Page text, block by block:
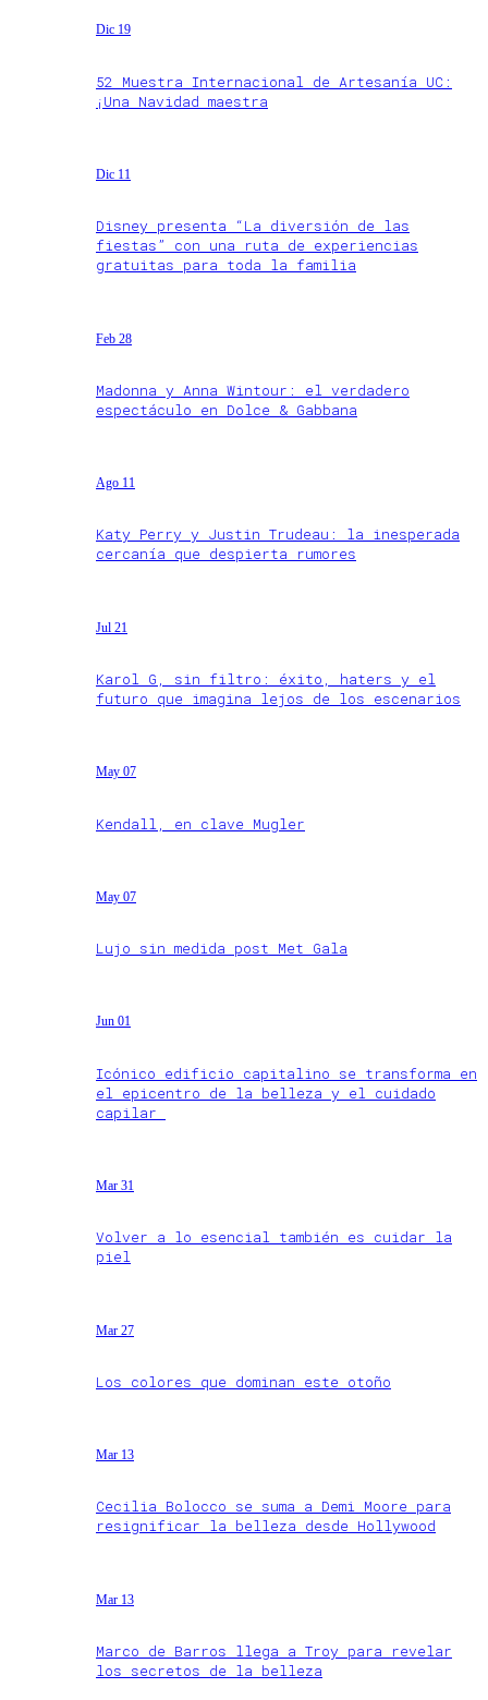
Dic 19
52 Muestra Internacional de Artesanía UC:
¡Una Navidad maestra
Dic 11
Disney presenta “La diversión de las
fiestas” con una ruta de experiencias
gratuitas para toda la familia
Feb 28
Madonna y Anna Wintour: el verdadero
espectáculo en Dolce & Gabbana
Ago 11
Katy Perry y Justin Trudeau: la inesperada
cercanía que despierta rumores
Jul 21
Karol G, sin filtro: éxito, haters y el
futuro que imagina lejos de los escenarios
May 07
Kendall, en clave Mugler
May 07
Lujo sin medida post Met Gala
Jun 01
Icónico edificio capitalino se transforma en
el epicentro de la belleza y el cuidado
capilar
Mar 31
Volver a lo esencial también es cuidar la
piel
Mar 27
Los colores que dominan este otoño
Mar 13
Cecilia Bolocco se suma a Demi Moore para
resignificar la belleza desde Hollywood
Mar 13
Marco de Barros llega a Troy para revelar
los secretos de la belleza